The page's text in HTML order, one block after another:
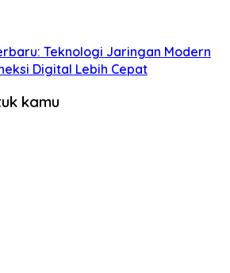
Teknologi Jaringan Modern
Digital Lebih Cepat
kamu